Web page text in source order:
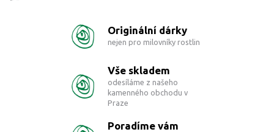
Originální dárky
nejen pro milovníky rostlin
Vše skladem
odesíláme z našeho
kamenného obchodu v
Praze
Poradíme vám